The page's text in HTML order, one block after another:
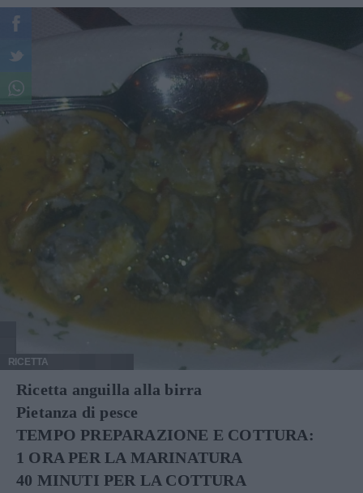
RICETTA
Ricetta anguilla alla birra
Pietanza di pesce
TEMPO PREPARAZIONE E COTTURA:
1 ORA PER LA MARINATURA
40 MINUTI PER LA COTTURA